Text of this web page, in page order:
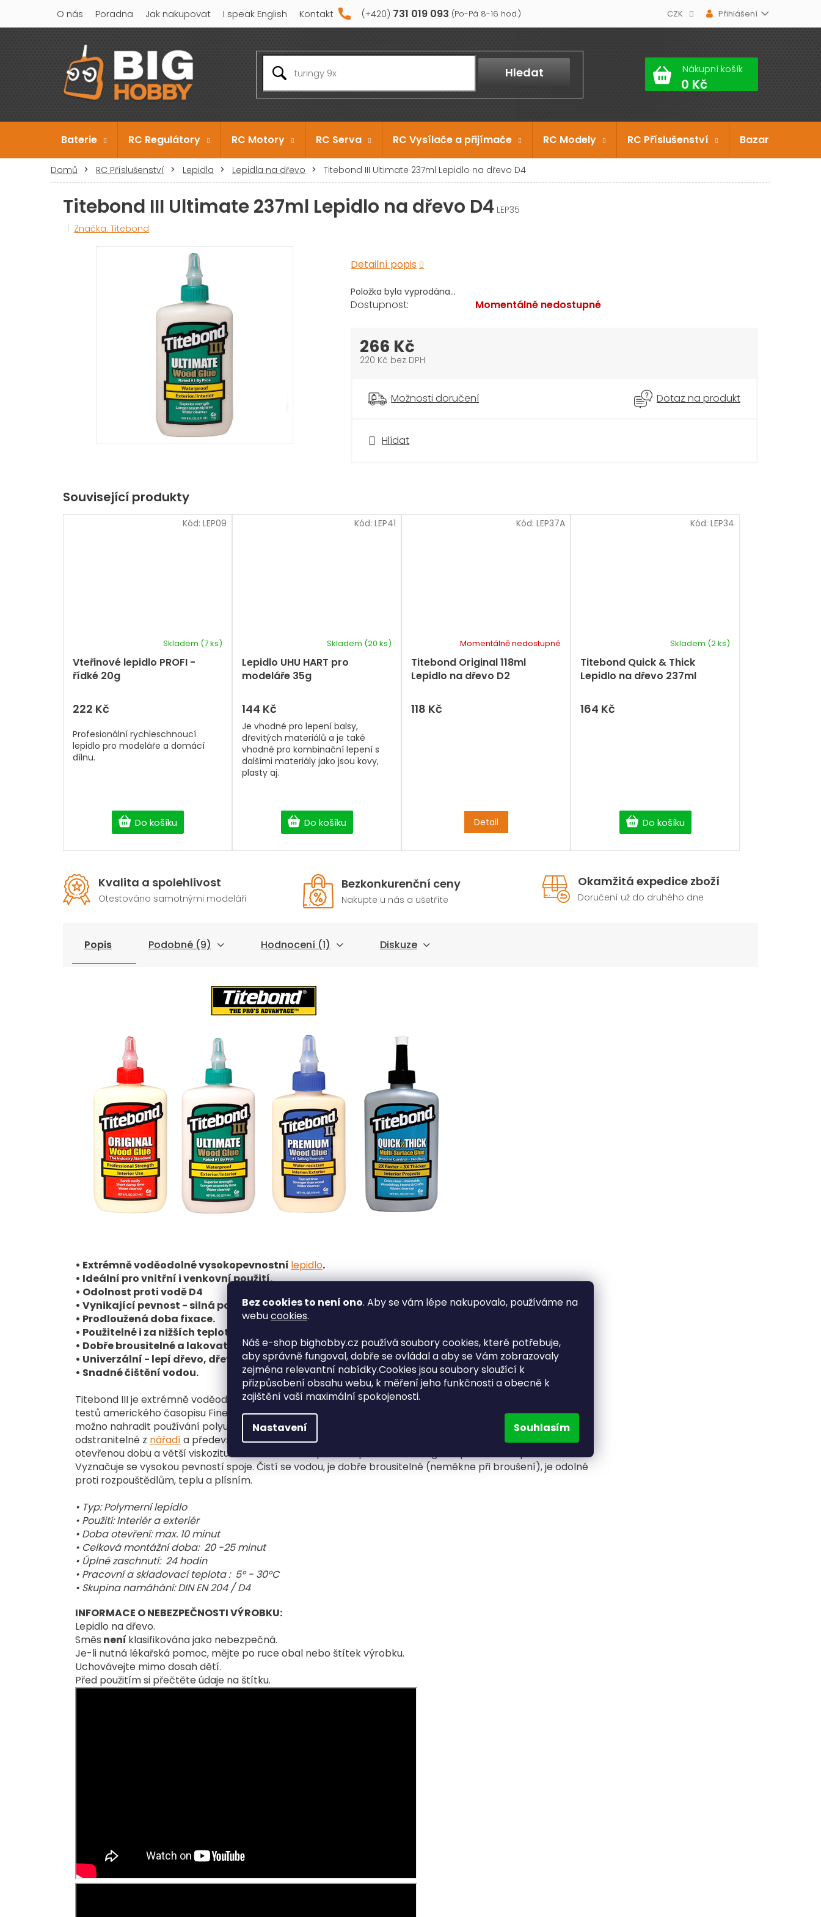
Bez cookies to není ono. Aby se vám lépe nakupovalo, používáme na
webucookies.
Náš e-shop bighobby.cz používá soubory cookies, které potřebuje,
aby správně fungoval, dobře se ovládal a aby se Vám zobrazovaly
zejména relevantní nabídky.Cookies jsou soubory sloužící k
přizpůsobení obsahu webu, k měření jeho funkčnosti a obecně k
zajištění vaší maximální spokojenosti.
Nastavení Souhlasím
obsah
731 019 093
O nás Poradna Jak nakupovat I speak English Kontakt CZK Přihlášení
Hledat Nákupní košík
Baterie RC Regulátory RC Motory RC Serva RC Vysílače a přijímače RC Modely RC Příslušenství Bazar
Domů RC Příslušenství Lepidla Lepidla na dřevo Titebond III Ultimate 237ml Lepidlo na dřevo D4
Titebond III Ultimate 237ml Lepidlo na dřevo D4 LEP35
Značka:Titebond
Položka byla vyprodána…
Detailní popis
Hlídat
Momentálně nedostupné
266 Kč
220 Kč bez DPH
Možnosti doručení Dotaz na produkt
Související produkty
Vteřinové lepidlo PROFI -
řídké 20g
Skladem (7 ks)
222 Kč
Do košíku
Profesionální rychleschnoucí
lepidlo pro modeláře a domácí
dílnu.
Kód: LEP09
Lepidlo UHU HART pro
modeláře 35g
Skladem (20 ks)
144 Kč
Do košíku
Je vhodné pro lepení balsy,
dřevitých materiálů a je také
vhodné pro kombinační lepení s
dalšími materiály jako jsou kovy,
plasty aj.
Kód: LEP41
Titebond Original 118ml
Lepidlo na dřevo D2
Momentálně nedostupné
118 Kč
Detail
Kód: LEP37A
Titebond Quick & Thick
Lepidlo na dřevo 237ml
Skladem (2 ks)
164 Kč
Do košíku
Kód: LEP34
Kvalita a spolehlivost
Otestováno samotnými modeláři
Bezkonkurenční ceny
Nakupte u nás a ušetříte
Okamžitá expedice zboží
Doručení už do druhého dne
Popis Podobné (9) Hodnocení (1) Diskuze
• Extrémně voděodolné vysokopevnostní lepidlo.
• Ideální pro vnitřní i venkovní použití.
• Odolnost proti vodě D4
• Vynikající pevnost - silná počáteční lepivost.
• Prodloužená doba fixace.
• Použitelné i za nižších teplot.
• Dobře brousitelné a lakovatelné.
• Univerzální - lepí dřevo, dřevovláknité desky, vysokotlaké - lamináty a dřevotřískové desky.
• Snadné čištění vodou.
Titebond III je extrémně voděodolné lepidlo pro vnitřní i venkovní použití, oceněné 1 místem srovnávacích
testů amerického časopisu Fine Woodworking 2007. Bylo navrženo jako speciální
lepidlo na dřevo, kterým je
možno nahradit používání polyuretanových lepidel, které jsou nepochybně flexibilnější, ale také těžko
odstranitelné z nářadía především z rukou. Titebond III vytvoří mimořádně silnou vazbu se dřevem, má delší
otevřenou dobu a větší viskozitu než konvenční disperzní lepidla. Udrží integritu i při nižších teplotách.
Vyznačuje se vysokou pevností spoje. Čistí se vodou, je dobře brousitelné (neměkne při broušení), je odolné
proti rozpouštědlům, teplu a plísním.
• Typ: Polymerní lepidlo
• Použití: Interiér a exteriér
• Doba otevření: max. 10 minut
• Celková montážní doba: 20 -25 minut
• Úplné zaschnutí: 24 hodin
• Pracovní a skladovací teplota : 5° - 30°C
• Skupina namáhání: DIN EN 204 / D4
INFORMACE O NEBEZPEČNOSTI VÝROBKU:
Lepidlo na dřevo.
Směs není klasifikována jako nebezpečná.
Je-li nutná lékařská pomoc, mějte po ruce obal nebo štítek výrobku.
Uchovávejte mimo dosah dětí.
Před použitím si přečtěte údaje na štítku.